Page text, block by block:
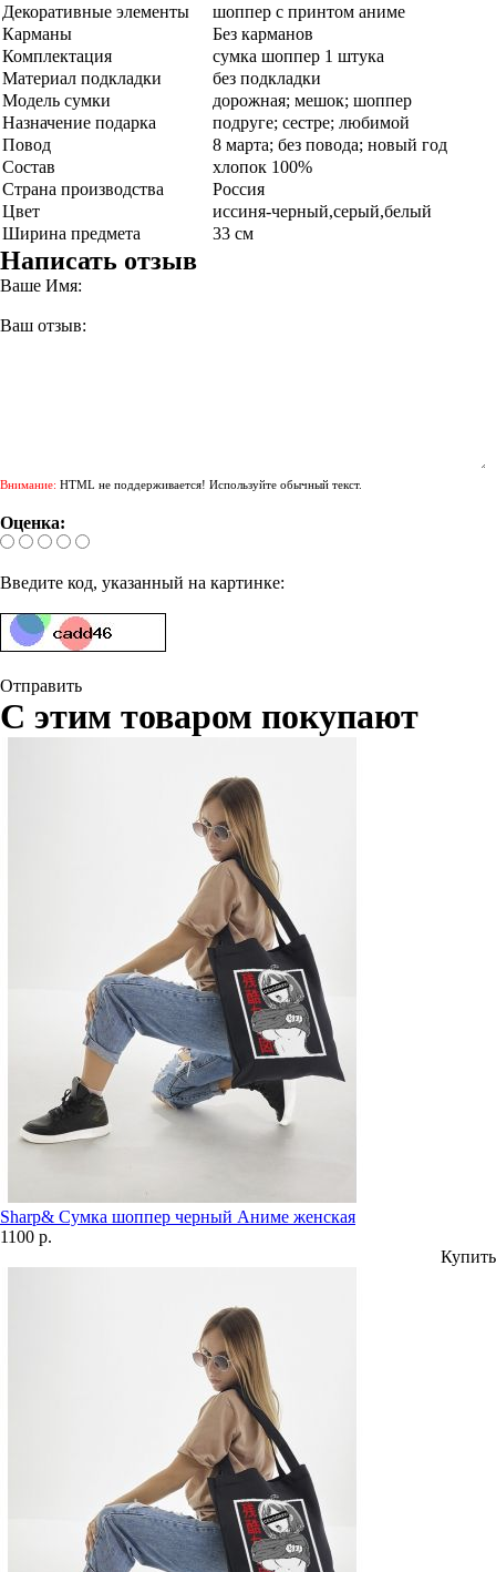
Декоративные элементы
шоппер с принтом аниме
Карманы
Без карманов
Комплектация
сумка шоппер 1 штука
Материал подкладки
без подкладки
Модель сумки
дорожная; мешок; шоппер
Назначение подарка
подруге; сестре; любимой
Повод
8 марта; без повода; новый год
Состав
хлопок 100%
Страна производства
Россия
Цвет
иссиня-черный,серый,белый
Ширина предмета
33 см
Написать отзыв
Ваше Имя:
Ваш отзыв:
Внимание: HTML не поддерживается! Используйте обычный текст.
Оценка:
Введите код, указанный на картинке:
Отправить
С этим товаром покупают
Sharp& Сумка шоппер черный Аниме женская
1100 р.
Купить